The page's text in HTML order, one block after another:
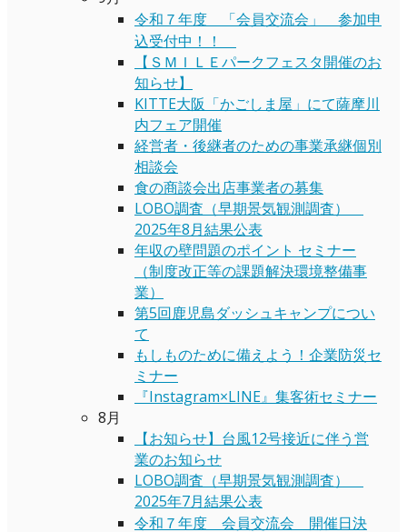
令和７年度 「会員交流会」 参加申
込受付中！！
【ＳＭＩＬＥパークフェスタ開催のお
知らせ】
KITTE大阪「かごしま屋」にて薩摩川
内フェア開催
経営者・後継者のための事業承継個別
相談会
食の商談会出店事業者の募集
LOBO調査（早期景気観測調査）
2025年8月結果公表
年収の壁問題のポイント セミナー
（制度改正等の課題解決環境整備事
業）
第5回鹿児島ダッシュキャンプについ
て
もしものために備えよう！企業防災セ
ミナー
『Instagram×LINE』集客術セミナー
8月
【お知らせ】台風12号接近に伴う営
業のお知らせ
LOBO調査（早期景気観測調査）
2025年7月結果公表
令和７年度 会員交流会 開催日決